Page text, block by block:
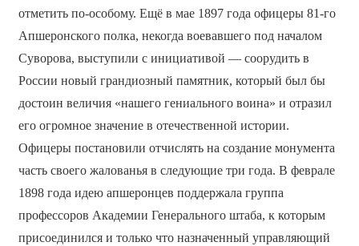
отметить по-особому. Ещё в мае 1897 года офицеры 81-го
Апшеронского полка, некогда воевавшего под началом
Суворова, выступили с инициативой — соорудить в
России новый грандиозный памятник, который был бы
достоин величия «нашего гениального воина» и отразил
его огромное значение в отечественной истории.
Офицеры постановили отчислять на создание монумента
часть своего жалованья в следующие три года. В феврале
1898 года идею апшеронцев поддержала группа
профессоров Академии Генерального штаба, к которым
присоединился и только что назначенный управляющий